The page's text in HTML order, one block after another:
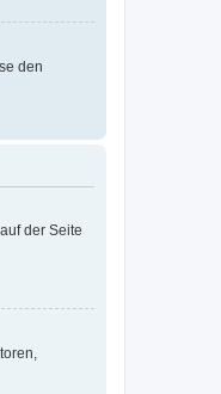
den
der Seite